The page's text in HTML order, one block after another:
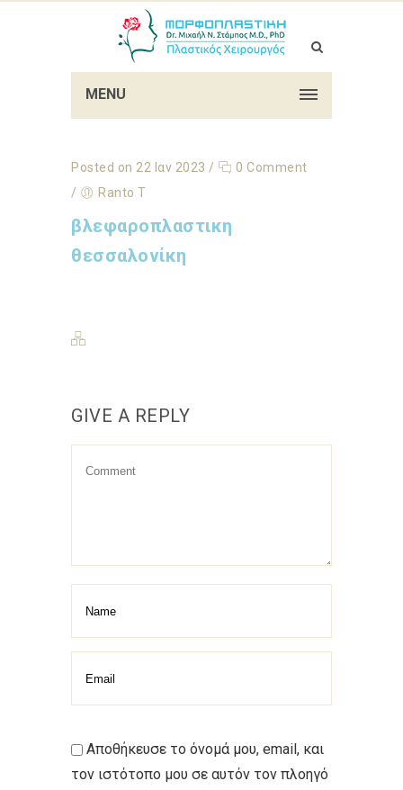
MENU
Posted on 22 Ιαν 2023 /
0 Comment
/
Ranto T
βλεφαροπλαστικη
θεσσαλονίκη
GIVE A REPLY
Αποθήκευσε το όνομά μου, email, και
τον ιστότοπο μου σε αυτόν τον πλοηγό